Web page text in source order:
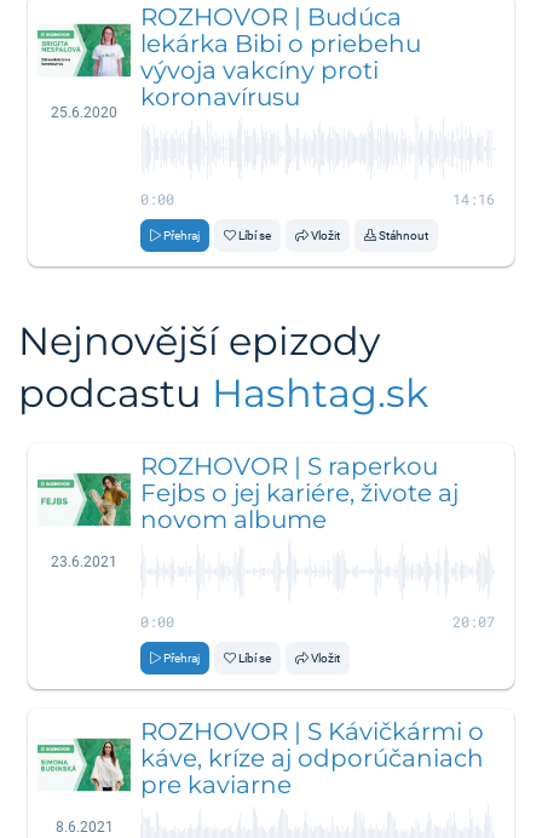
25.6.2020
ROZHOVOR | Budúca
lekárka Bibi o priebehu
vývoja vakcíny proti
koronavírusu
0:00 14:16
Přehraj Líbí se Vložit Stáhnout
Nejnovější epizody
podcastu Hashtag.sk
23.6.2021
ROZHOVOR | S raperkou
Fejbs o jej kariére, živote aj
novom albume
0:00 20:07
Přehraj Líbí se Vložit
8.6.2021
ROZHOVOR | S Kávičkármi o
káve, kríze aj odporúčaniach
pre kaviarne